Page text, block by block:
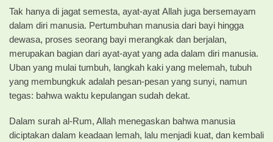
Tak hanya di jagat semesta, ayat-ayat Allah juga bersemayam
dalam diri manusia. Pertumbuhan manusia dari bayi hingga
dewasa, proses seorang bayi merangkak dan berjalan,
merupakan bagian dari ayat-ayat yang ada dalam diri manusia.
Uban yang mulai tumbuh, langkah kaki yang melemah, tubuh
yang membungkuk adalah pesan-pesan yang sunyi, namun
tegas: bahwa waktu kepulangan sudah dekat.
Dalam surah al-Rum, Allah menegaskan bahwa manusia
diciptakan dalam keadaan lemah, lalu menjadi kuat, dan kembali